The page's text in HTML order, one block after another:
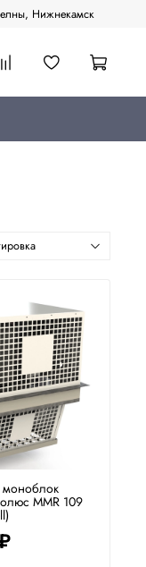
Нижнекамск
MMR 109